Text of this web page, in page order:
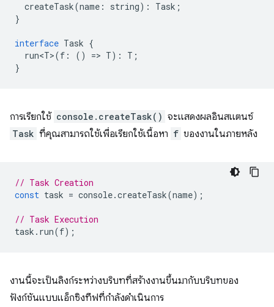
createTask(name : string) : Task ;
}
interface Task {
run<T>(f : () => T) : T ;
}
การเรียกใช้ console.createTask() จะแสดงผลอินสแตนซ์
Task ที่คุณสามารถใช้เพื่อเรียกใช้เนื้อหา f ของงานในภายหลัง
// Task Creation
const task = console.createTask(name);
// Task Execution
task . run(f);
งานนี้จะเป็นลิงก์ระหว่างบริบทที่สร้างงานขึ้นมากับบริบทของ
ฟังก์ชันแบบแอ็กซิงทีฟที่กำลังดำเนินการ